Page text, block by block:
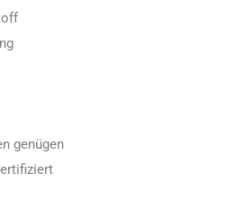
genügen